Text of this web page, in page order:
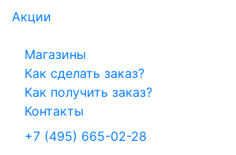
Акции
Магазины
Как сделать заказ?
Как получить заказ?
Контакты
+7 (495) 665-02-28